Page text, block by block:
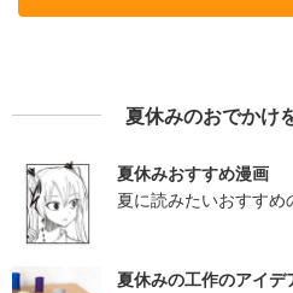
夏休みのおでかけ
夏休みおすすめ漫画
夏に読みたいおすすめ
夏休みの工作のアイデ